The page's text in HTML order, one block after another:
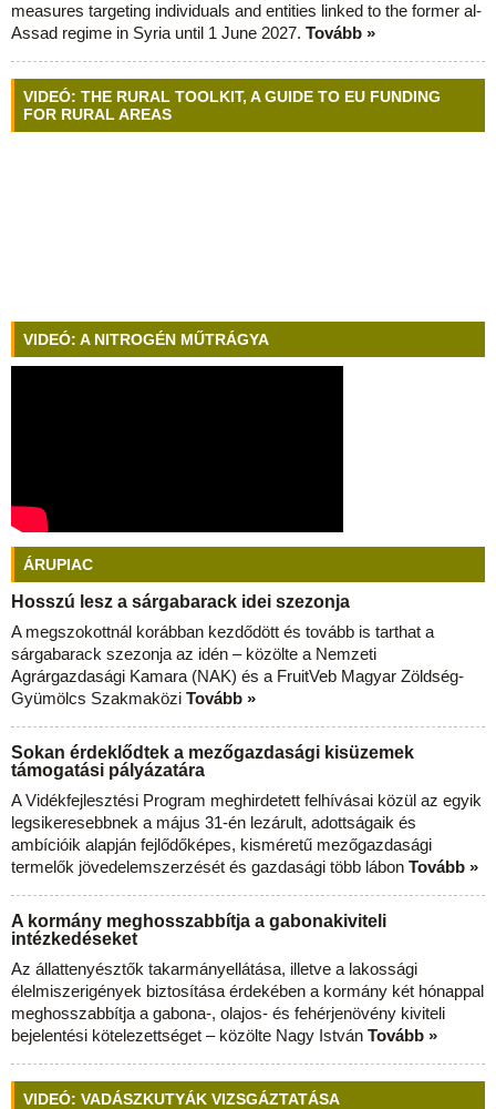
measures targeting individuals and entities linked to the former al-
Assad regime in Syria until 1 June 2027. Tovább »
VIDEÓ: THE RURAL TOOLKIT, A GUIDE TO EU FUNDING
FOR RURAL AREAS
VIDEÓ: A NITROGÉN MŰTRÁGYA
ÁRUPIAC
Hosszú lesz a sárgabarack idei szezonja
A megszokottnál korábban kezdődött és tovább is tarthat a
sárgabarack szezonja az idén – közölte a Nemzeti
Agrárgazdasági Kamara (NAK) és a FruitVeb Magyar Zöldség-
Gyümölcs Szakmaközi Tovább »
Sokan érdeklődtek a mezőgazdasági kisüzemek
támogatási pályázatára
A Vidékfejlesztési Program meghirdetett felhívásai közül az egyik
legsikeresebbnek a május 31-én lezárult, adottságaik és
ambícióik alapján fejlődőképes, kisméretű mezőgazdasági
termelők jövedelemszerzését és gazdasági több lábon Tovább »
A kormány meghosszabbítja a gabonakiviteli
intézkedéseket
Az állattenyésztők takarmányellátása, illetve a lakossági
élelmiszerigények biztosítása érdekében a kormány két hónappal
meghosszabbítja a gabona-, olajos- és fehérjenövény kiviteli
bejelentési kötelezettséget – közölte Nagy István Tovább »
VIDEÓ: VADÁSZKUTYÁK VIZSGÁZTATÁSA